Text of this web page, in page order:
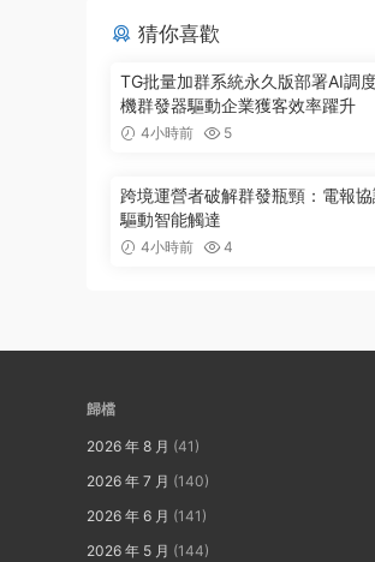
猜你喜歡
TG批量加群系統永久版部署AI調
機群發器驅動企業獲客效率躍升
4小時前 5
跨境運營者破解群發瓶頸：電報
驅動智能觸達
4小時前 4
歸檔
2026 年 8 月 (41)
2026 年 7 月 (140)
2026 年 6 月 (141)
2026 年 5 月 (144)